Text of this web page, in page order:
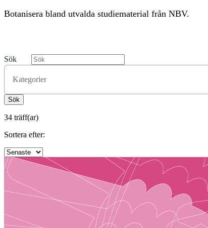
Botanisera bland utvalda studiematerial från NBV.
Sök
Kategorier
34 träff(ar)
Sortera efter: